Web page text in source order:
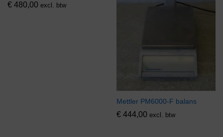
€ 480,00 excl. btw
Mettler PM6000-F balans
€ 444,00 excl. btw